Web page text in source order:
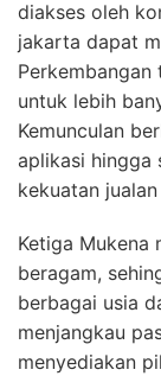
diakses oleh
jakarta dapat
untuk lebih
Kemunculan
aplikasi hingga
kekuatan
Ketiga Mukena
beragam,
berbagai usia
menjangkau
menyediakan